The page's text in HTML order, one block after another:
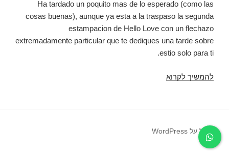
Ha tardado un poquito mas de lo esperado (como las
cosas buenas), aunque ya esta a la traspaso la segunda
estampacion de Hello Love con un flechazo
extremadamente particular que te dediques una tarde sobre
estio solo para ti.
להמשיך לקרוא
פועל על WordPress